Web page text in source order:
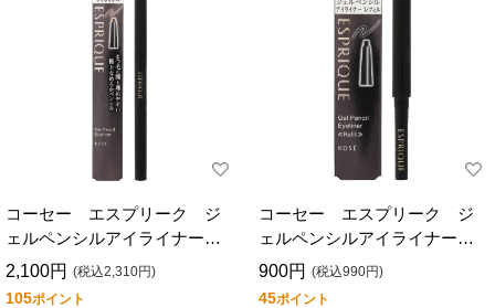
コーセー エスプリーク ジ
ェルペンシルアイライナーＢ
Ｒ３００ブラウン０．１ｇ
2,100円 (税込2,310円)
105ポイント
コーセー エスプリーク ジ
ェルペンシルアイライナーレ
フィルＢＫ００１ブラック
900円 (税込990円)
45ポイント